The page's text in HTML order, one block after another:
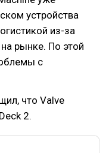
устройства
из-за
рынке. По этой
с
что Valve
2.